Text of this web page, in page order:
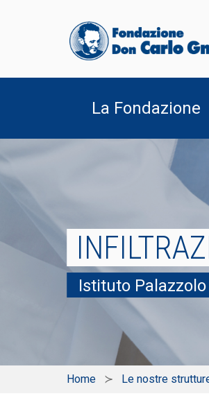
La Fondazione
Istituto Palazzolo
Home Le nostre